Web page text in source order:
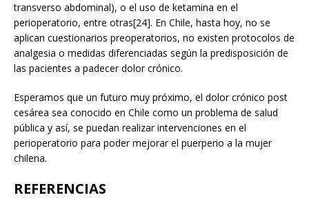
transverso abdominal), o el uso de ketamina en el
perioperatorio, entre otras[24]. En Chile, hasta hoy, no se
aplican cuestionarios preoperatorios, no existen protocolos de
analgesia o medidas diferenciadas según la predisposición de
las pacientes a padecer dolor crónico.
Esperamos que un futuro muy próximo, el dolor crónico post
cesárea sea conocido en Chile como un problema de salud
pública y así, se puedan realizar intervenciones en el
perioperatorio para poder mejorar el puerperio a la mujer
chilena.
REFERENCIAS